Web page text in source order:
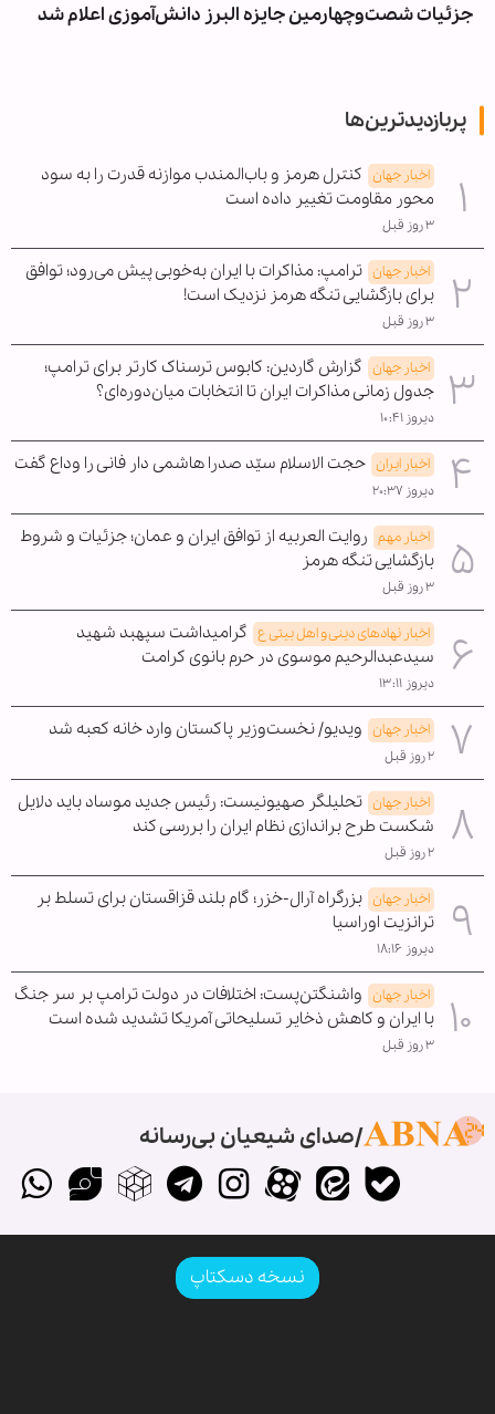
جزئیات شصت‌وچهارمین جایزه البرز دانش‌آموزی اعلام شد
پربازدیدترین‌ها
اخبار جهان کنترل هرمز و باب‌المندب موازنه قدرت را به سود
محور مقاومت تغییر داده است
۳ روز قبل
اخبار جهان ترامپ: مذاکرات با ایران به‌خوبی پیش می‌رود؛ توافق
برای بازگشایی تنگه هرمز نزدیک است!
۳ روز قبل
اخبار جهان گزارش گاردین: کابوس ترسناک کارتر برای ترامپ؛
جدول زمانی مذاکرات ایران تا انتخابات میان‌دوره‌ای؟
دیروز ۱۰:۴۱
اخبار ایران حجت الاسلام سیّد صدرا هاشمی دار فانی را وداع گفت
دیروز ۲۰:۳۷
اخبار مهم روایت العربیه از توافق ایران و عمان؛ جزئیات و شروط
بازگشایی تنگه هرمز
۳ روز قبل
اخبار نهادهای دینی و اهل بیتی ع گرامیداشت سپهبد شهید
سیدعبدالرحیم موسوی در حرم بانوی کرامت
دیروز ۱۳:۱۱
اخبار جهان ویدیو/ نخست‌وزیر پاکستان وارد خانه کعبه شد
۲ روز قبل
اخبار جهان تحلیلگر صهیونیست: رئیس جدید موساد باید دلایل
شکست طرح براندازی نظام ایران را بررسی کند
۲ روز قبل
اخبار جهان بزرگراه آرال-خزر؛ گام بلند قزاقستان برای تسلط بر
ترانزیت اوراسیا
دیروز ۱۸:۱۶
اخبار جهان واشنگتن‌پست: اختلافات در دولت ترامپ بر سر جنگ
با ایران و کاهش ذخایر تسلیحاتی آمریکا تشدید شده است
۳ روز قبل
صدای شیعیان بی‌رسانه
نسخه دسکتاپ